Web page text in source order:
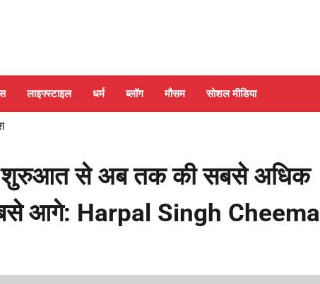
लाइफ्स्टाइल धर्म ब्लॉग मौसम सोशल मीडिया
शुरुआत से अब तक की सबसे अधिक
सबसे आगे: Harpal Singh Cheema